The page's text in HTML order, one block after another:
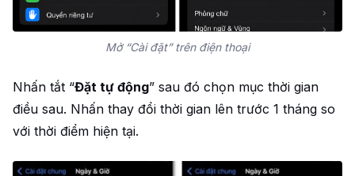
Mở “Cài đặt” trên điện thoại
Nhấn tắt “Đặt tự động” sau đó chọn mục thời gian
điều sau. Nhấn thay đổi thời gian lên trước 1 tháng so
với thời điểm hiện tại.